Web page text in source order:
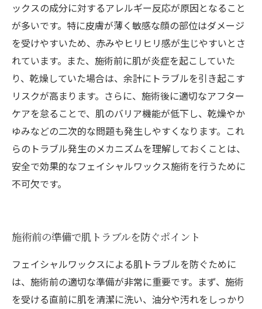
ックスの成分に対するアレルギー反応が原因となること
が多いです。特に皮膚が薄く敏感な顔の部位はダメージ
を受けやすいため、赤みやヒリヒリ感が生じやすいとさ
れています。また、施術前に肌が炎症を起こしていた
り、乾燥していた場合は、余計にトラブルを引き起こす
リスクが高まります。さらに、施術後に適切なアフター
ケアを怠ることで、肌のバリア機能が低下し、乾燥やか
ゆみなどの二次的な問題も発生しやすくなります。これ
らのトラブル発生のメカニズムを理解しておくことは、
安全で効果的なフェイシャルワックス施術を行うために
不可欠です。
施術前の準備で肌トラブルを防ぐポイント
フェイシャルワックスによる肌トラブルを防ぐために
は、施術前の適切な準備が非常に重要です。まず、施術
を受ける直前に肌を清潔に洗い、油分や汚れをしっかり